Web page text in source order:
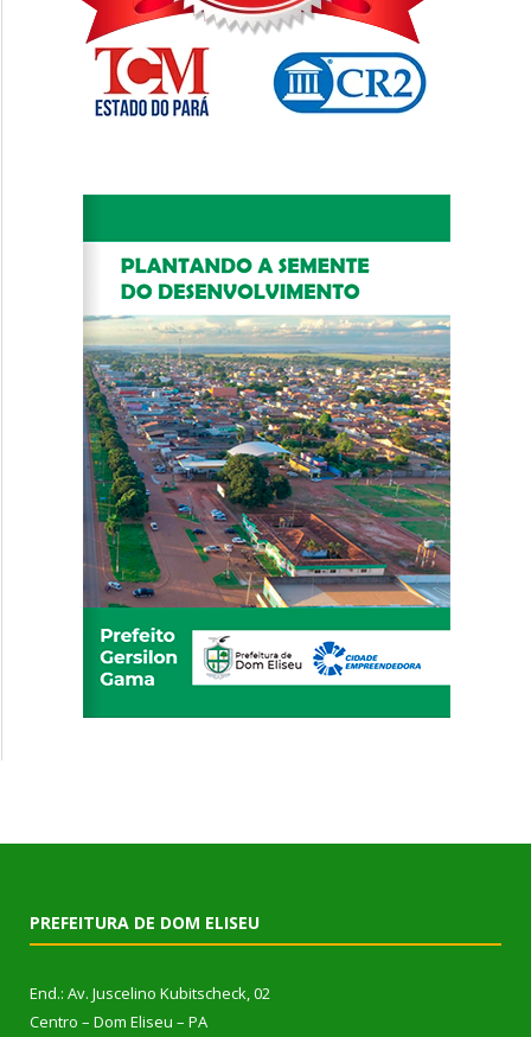
PREFEITURA DE DOM ELISEU
End.: Av. Juscelino Kubitscheck, 02
Centro – Dom Eliseu – PA